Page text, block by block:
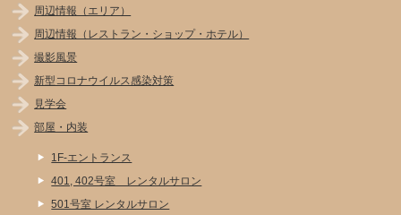
周辺情報（エリア）
周辺情報（レストラン・ショップ・ホテル）
撮影風景
新型コロナウイルス感染対策
見学会
部屋・内装
1F-エントランス
401, 402号室 レンタルサロン
501号室 レンタルサロン